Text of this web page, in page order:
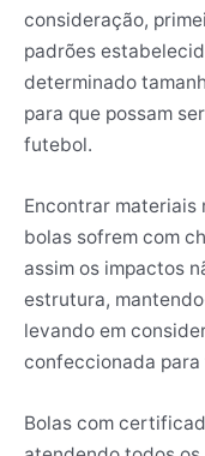
consideração,
padrões
determinado
para que possam
futebol.
Encontrar materiais
bolas sofrem com
assim os impactos
estrutura,
levando em
confeccionada para
Bolas com